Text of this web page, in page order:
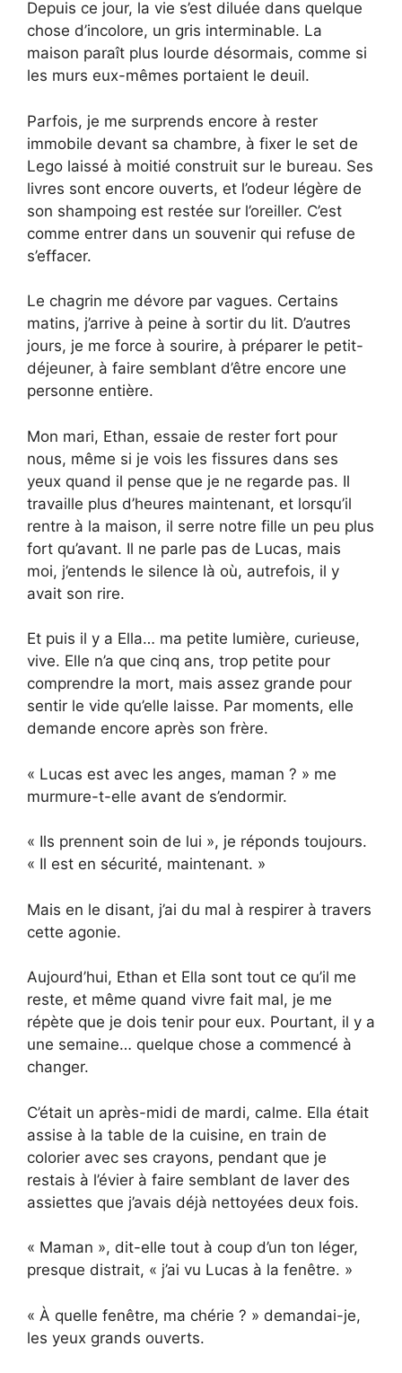
Depuis ce jour, la vie s’est diluée dans quelque
chose d’incolore, un gris interminable. La
maison paraît plus lourde désormais, comme si
les murs eux-mêmes portaient le deuil.
Parfois, je me surprends encore à rester
immobile devant sa chambre, à fixer le set de
Lego laissé à moitié construit sur le bureau. Ses
livres sont encore ouverts, et l’odeur légère de
son shampoing est restée sur l’oreiller. C’est
comme entrer dans un souvenir qui refuse de
s’effacer.
Le chagrin me dévore par vagues. Certains
matins, j’arrive à peine à sortir du lit. D’autres
jours, je me force à sourire, à préparer le petit-
déjeuner, à faire semblant d’être encore une
personne entière.
Mon mari, Ethan, essaie de rester fort pour
nous, même si je vois les fissures dans ses
yeux quand il pense que je ne regarde pas. Il
travaille plus d’heures maintenant, et lorsqu’il
rentre à la maison, il serre notre fille un peu plus
fort qu’avant. Il ne parle pas de Lucas, mais
moi, j’entends le silence là où, autrefois, il y
avait son rire.
Et puis il y a Ella… ma petite lumière, curieuse,
vive. Elle n’a que cinq ans, trop petite pour
comprendre la mort, mais assez grande pour
sentir le vide qu’elle laisse. Par moments, elle
demande encore après son frère.
« Lucas est avec les anges, maman ? » me
murmure-t-elle avant de s’endormir.
« Ils prennent soin de lui », je réponds toujours.
« Il est en sécurité, maintenant. »
Mais en le disant, j’ai du mal à respirer à travers
cette agonie.
Aujourd’hui, Ethan et Ella sont tout ce qu’il me
reste, et même quand vivre fait mal, je me
répète que je dois tenir pour eux. Pourtant, il y a
une semaine… quelque chose a commencé à
changer.
C’était un après-midi de mardi, calme. Ella était
assise à la table de la cuisine, en train de
colorier avec ses crayons, pendant que je
restais à l’évier à faire semblant de laver des
assiettes que j’avais déjà nettoyées deux fois.
« Maman », dit-elle tout à coup d’un ton léger,
presque distrait, « j’ai vu Lucas à la fenêtre. »
« À quelle fenêtre, ma chérie ? » demandai-je,
les yeux grands ouverts.